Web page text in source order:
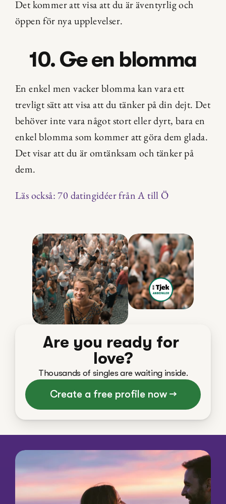
Det kommer att visa att du är äventyrlig och
öppen för nya upplevelser.
10. Ge en blomma
En enkel men vacker blomma kan vara ett
trevligt sätt att visa att du tänker på din dejt. Det
behöver inte vara något stort eller dyrt, bara en
enkel blomma som kommer att göra dem glada.
Det visar att du är omtänksam och tänker på
dem.
Läs också: 70 datingidéer från A till Ö
Are you ready for
love?
Thousands of singles are waiting inside.
Create a free profile now →